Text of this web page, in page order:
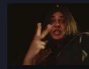
Pronto / Nervniq28 /
Duli & Mati